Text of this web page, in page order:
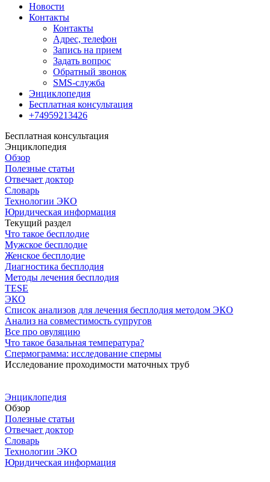
Новости
Контакты
Контакты
Адрес, телефон
Запись на прием
Задать вопрос
Обратный звонок
SMS-служба
Энциклопедия
Бесплатная консультация
+74959213426
Бесплатная консультация
Энциклопедия
Обзор
Полезные статьи
Отвечает доктор
Словарь
Технологии ЭКО
Юридическая информация
Текущий раздел
Что такое бесплодие
Мужское бесплодие
Женское бесплодие
Диагностика бесплодия
Методы лечения бесплодия
TESE
ЭКО
Список анализов для лечения бесплодия методом ЭКО
Анализ на совместимость супругов
Все про овуляцию
Что такое базальная температура?
Спермограмма: исследование спермы
Исследование проходимости маточных труб
Энциклопедия
Обзор
Полезные статьи
Отвечает доктор
Словарь
Технологии ЭКО
Юридическая информация